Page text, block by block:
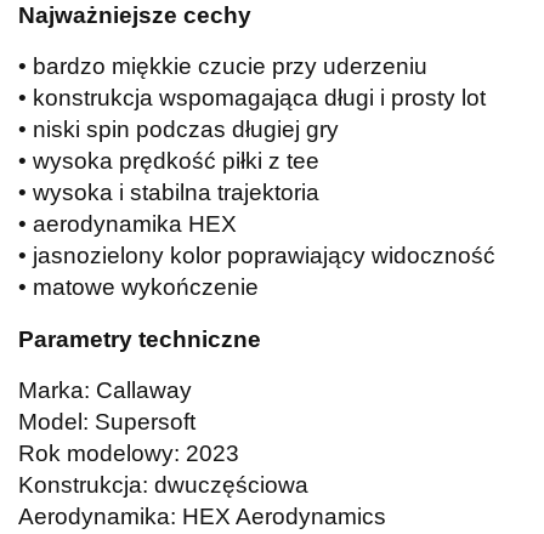
Najważniejsze cechy
• bardzo miękkie czucie przy uderzeniu
• konstrukcja wspomagająca długi i prosty lot
• niski spin podczas długiej gry
• wysoka prędkość piłki z tee
• wysoka i stabilna trajektoria
• aerodynamika HEX
• jasnozielony kolor poprawiający widoczność
• matowe wykończenie
Parametry techniczne
Marka: Callaway
Model: Supersoft
Rok modelowy: 2023
Konstrukcja: dwuczęściowa
Aerodynamika: HEX Aerodynamics